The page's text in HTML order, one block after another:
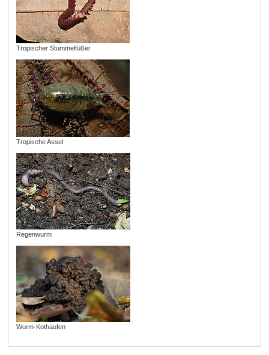
Tropischer Stummelfüßer
Tropische Assel
Regenwurm
Wurm-Kothaufen